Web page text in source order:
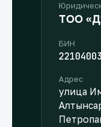
ТОО
БИН
Адрес
улица